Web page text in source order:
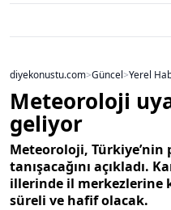
diyekonustu.com>Güncel>Yerel
Meteoroloji
geliyor
Meteoroloji, Türkiye’nin
tanışacağını açıkladı.
illerinde il merkezlerine
süreli ve hafif olacak.